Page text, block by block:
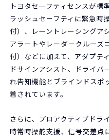
トヨタセーフティセンスが標
ラッシュセーフティに緊急時
付）、レーントレーシングア
アラートやレーダークルーズ
付）などに加えて、アダプテ
ドサインアシスト、ドライバ
れ告知機能とブラインドスポ
着されています。
さらに、プロアクティブドラ
時常時操舵支援、信号交差点